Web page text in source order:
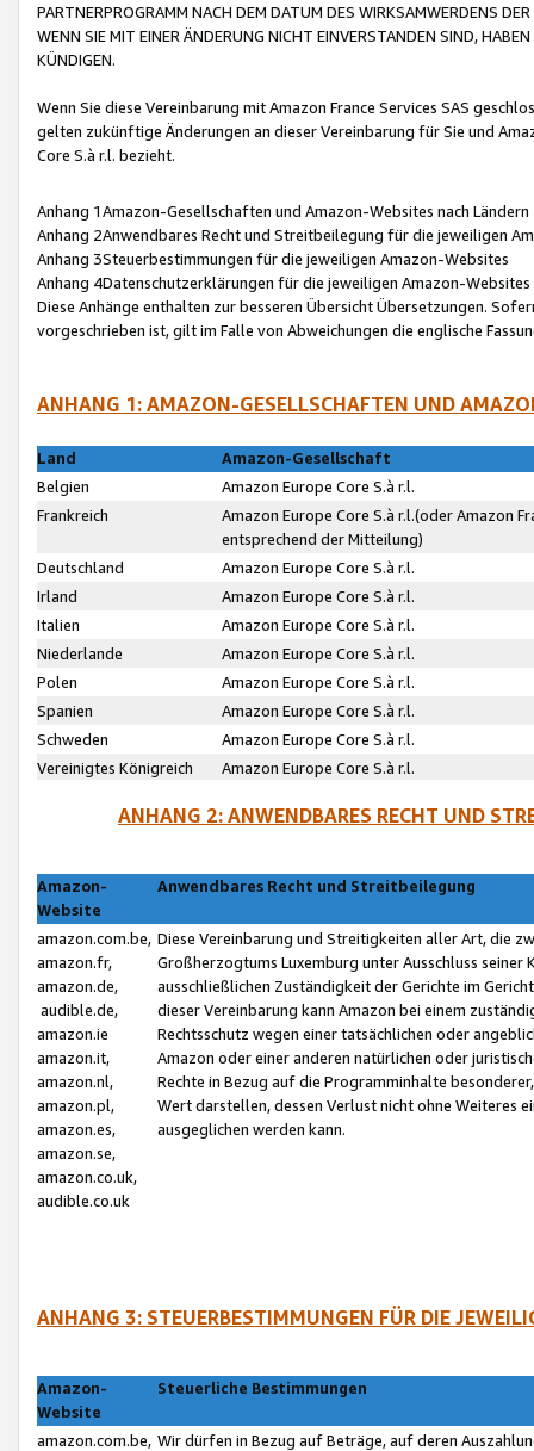
PARTNERPROGRAMM NACH DEM DATUM DES WIRKSAMWERDENS
WENN SIE MIT EINER ÄNDERUNG NICHT EINVERSTANDEN SIND,
KÜNDIGEN.
Wenn Sie diese Vereinbarung mit Amazon France Services SAS
gelten zukünftige Änderungen an dieser Vereinbarung für Sie und
Core S.à r.l. bezieht.
Anhang 1Amazon-Gesellschaften und Amazon-Websites nach Ländern
Anhang 2Anwendbares Recht und Streitbeilegung für die jeweiligen
Anhang 3Steuerbestimmungen für die jeweiligen Amazon-Websites
Anhang 4Datenschutzerklärungen für die jeweiligen Amazon-Websites
Diese Anhänge enthalten zur besseren Übersicht Übersetzungen.
vorgeschrieben ist, gilt im Falle von Abweichungen die englische
ANHANG 1: AMAZON-GESELLSCHAFTEN UND
Land
Amazon-Gesellschaft
Belgien
Amazon Europe Core S.à r.l.
Frankreich
Amazon Europe Core S.à r.l.(oder Amazon
entsprechend der Mitteilung)
Deutschland
Amazon Europe Core S.à r.l.
Irland
Amazon Europe Core S.à r.l.
Italien
Amazon Europe Core S.à r.l.
Niederlande
Amazon Europe Core S.à r.l.
Polen
Amazon Europe Core S.à r.l.
Spanien
Amazon Europe Core S.à r.l.
Schweden
Amazon Europe Core S.à r.l.
Vereinigtes Königreich
Amazon Europe Core S.à r.l.
ANHANG 2: ANWENDBARES RECHT UND
Amazon-
Website
Anwendbares Recht und Streitbeilegung
amazon.com.be,
amazon.fr,
amazon.de,
audible.de,
amazon.ie
amazon.it,
amazon.nl,
amazon.pl,
amazon.es,
amazon.se,
amazon.co.uk,
audible.co.uk
Diese Vereinbarung und Streitigkeiten aller Art, die
Großherzogtums Luxemburg unter Ausschluss
ausschließlichen Zuständigkeit der Gerichte im
dieser Vereinbarung kann Amazon bei einem
Rechtsschutz wegen einer tatsächlichen oder
Amazon oder einer anderen natürlichen oder
Rechte in Bezug auf die Programminhalte
Wert darstellen, dessen Verlust nicht ohne Weiteres
ausgeglichen werden kann.
ANHANG 3: STEUERBESTIMMUNGEN FÜR DIE
Amazon-
Website
Steuerliche Bestimmungen
amazon.com.be, Wir dürfen in Bezug auf Beträge, auf deren